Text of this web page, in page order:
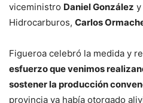
viceministro Daniel González y
Hidrocarburos, Carlos
Figueroa celebró la medida y
esfuerzo que venimos
sostener la producción
provincia ya había otorgado